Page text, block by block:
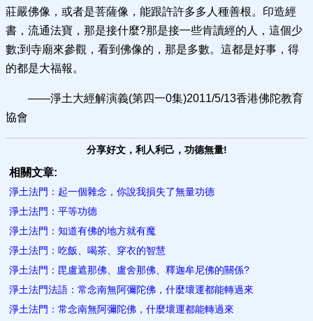
莊嚴佛像，或者是菩薩像，能跟許許多多人種善根。印造經
書，流通法寶，那是接什麼?那是接一些肯讀經的人，這個少
數;到寺廟來參觀，看到佛像的，那是多數。這都是好事，得
的都是大福報。
——淨土大經解演義(第四一0集)2011/5/13香港佛陀教育
協會
分享好文，利人利己，功德無量!
相關文章:
淨土法門：起一個雜念，你說我損失了無量功德
淨土法門：平等功德
淨土法門：知道有佛的地方就有魔
淨土法門：吃飯、喝茶、穿衣的智慧
淨土法門：毘盧遮那佛、盧舍那佛、釋迦牟尼佛的關係?
淨土法門法語：常念南無阿彌陀佛，什麼壞運都能轉過來
淨土法門：常念南無阿彌陀佛，什麼壞運都能轉過來